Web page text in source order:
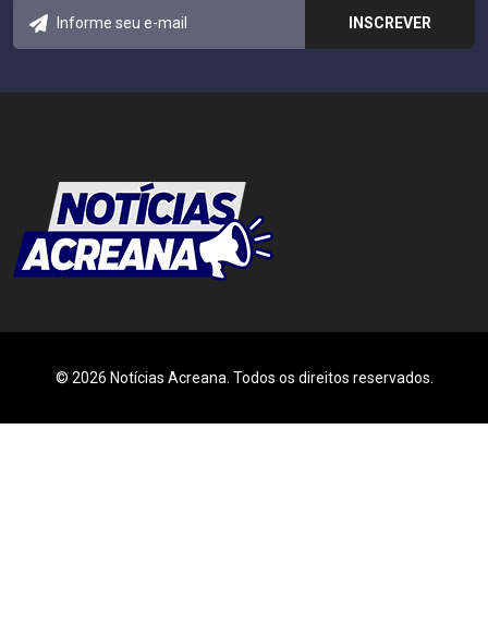
© 2026 Notícias Acreana. Todos os direitos reservados.